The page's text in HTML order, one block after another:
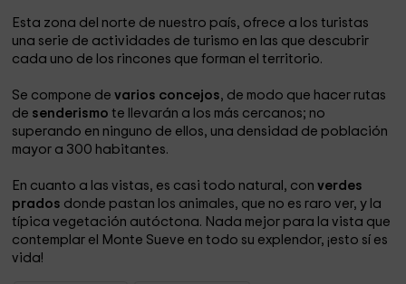
mismo.
Esta zona del norte de nuestro país, ofrece a los turistas
una serie de actividades de turismo en las que descubrir
cada uno de los rincones que forman el territorio.
Se compone devarios concejos, de modo que hacer rutas
de senderismote llevarán a los más cercanos; no
superando en ninguno de ellos, una densidad de población
mayor a 300 habitantes.
En cuanto a las vistas, es casi todo natural, converdes
prados donde pastan los animales, que no es raro ver, y la
típica vegetación autóctona. Nada mejor para la vista que
contemplar el Monte Sueve en todo su explendor, ¡esto sí es
vida!